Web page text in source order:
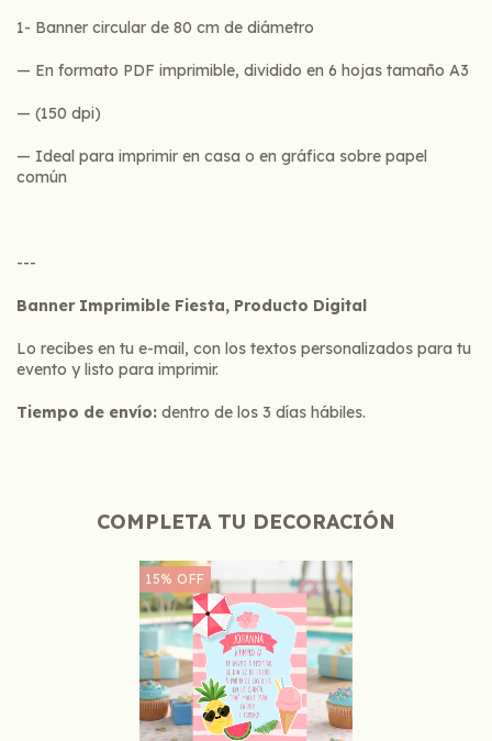
1- Banner circular de 80 cm de diámetro
— En formato PDF imprimible, dividido en 6 hojas tamaño A3
— (150 dpi)
— Ideal para imprimir en casa o en gráfica sobre papel
común
---
Banner Imprimible Fiesta, Producto Digital
Lo recibes en tu e-mail, con los textos personalizados para tu
evento y listo para imprimir.
Tiempo de envío: dentro de los 3 días hábiles.
COMPLETA TU DECORACIÓN
15% OFF